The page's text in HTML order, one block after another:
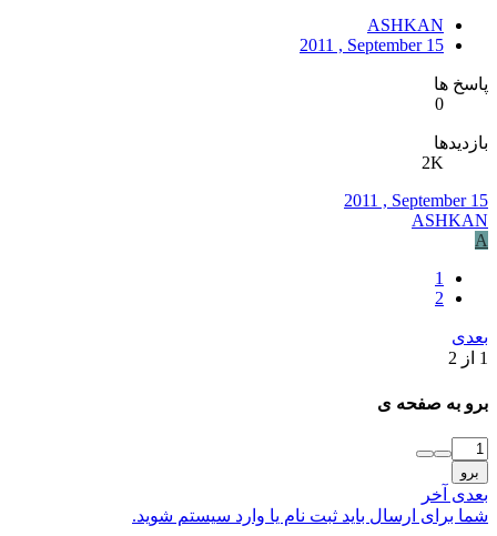
ASHKAN
2011 , September 15
پاسخ ها
0
بازدیدها
2K
2011 , September 15
ASHKAN
A
1
2
بعدی
1 از 2
برو به صفحه ی
برو
بعدی آخر
شما برای ارسال باید ثبت نام یا وارد سیستم شوید.